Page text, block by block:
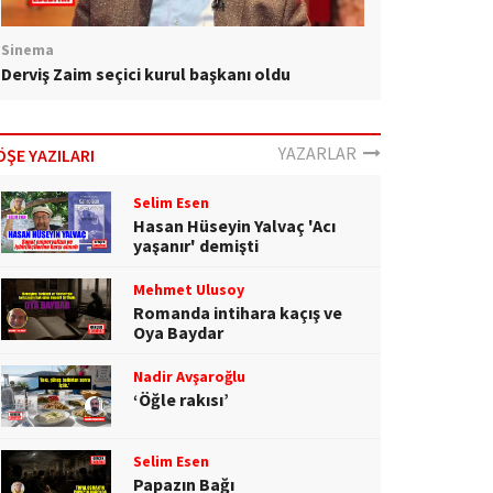
Sinema
Derviş Zaim seçici kurul başkanı oldu
YAZILARI YAZARLAR
Selim Esen
Hasan Hüseyin Yalvaç 'Acı
yaşanır' demişti
Mehmet Ulusoy
Romanda intihara kaçış ve
Oya Baydar
Nadir Avşaroğlu
‘Öğle rakısı’
Selim Esen
Papazın Bağı